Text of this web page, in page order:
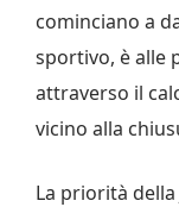
cominciano a
sportivo, è alle
attraverso il
vicino alla
La priorità della